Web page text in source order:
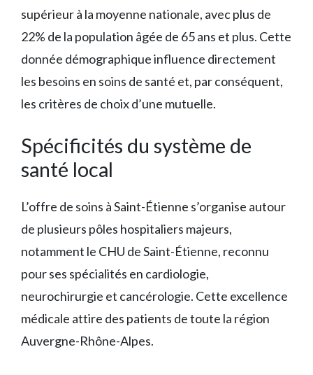
supérieur à la moyenne nationale, avec plus de
22% de la population âgée de 65 ans et plus. Cette
donnée démographique influence directement
les besoins en soins de santé et, par conséquent,
les critères de choix d’une mutuelle.
Spécificités du système de
santé local
L’offre de soins à Saint-Étienne s’organise autour
de plusieurs pôles hospitaliers majeurs,
notamment le CHU de Saint-Étienne, reconnu
pour ses spécialités en cardiologie,
neurochirurgie et cancérologie. Cette excellence
médicale attire des patients de toute la région
Auvergne-Rhône-Alpes.